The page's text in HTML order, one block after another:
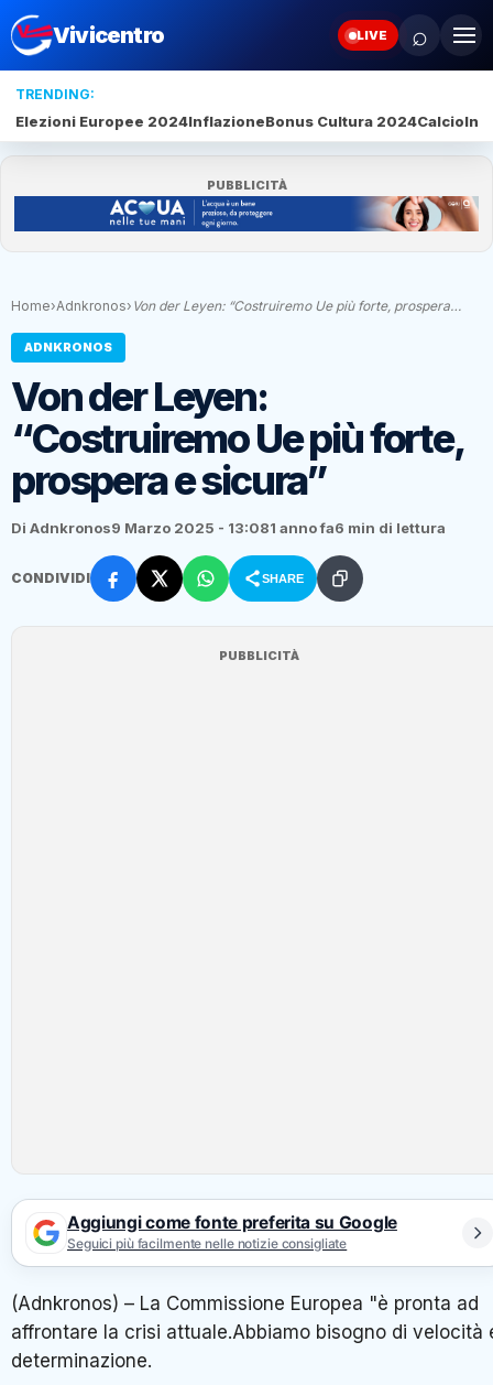
Vivicentro LIVE ⌕
TRENDING:
Elezioni Europee 2024InflazioneBonus Cultura 2024Calcio
PUBBLICITÀ
Home›Adnkronos› Von der Leyen: “Costruiremo Ue più forte, prospera…
ADNKRONOS
Von der Leyen:
“Costruiremo Ue più forte,
prospera e sicura”
Di Adnkronos9 Marzo 2025 - 13:081 anno fa6 min di lettura
CONDIVIDI SHARE
PUBBLICITÀ
Aggiungi come fonte preferita su Google
Seguici più facilmente nelle notizie consigliate
(Adnkronos) – La Commissione Europea "è pronta ad
affrontare la crisi attuale.Abbiamo bisogno di velocità
determinazione.